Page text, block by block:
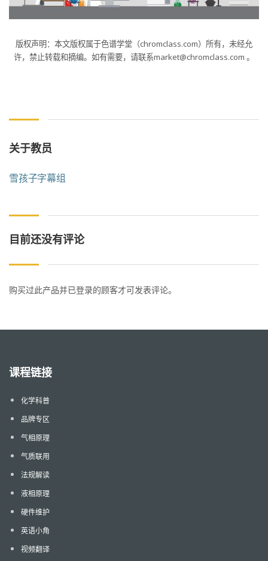
版权声明：本文版权属于色谱学堂（chromclass.com）所有，未经允
许，禁止转载和摘编。如有需要，请联系market@chromclass.com 。
关于教员
雪孩子字幕组
目前还没有评论
购买过此产品并已登录的顾客才可发表评论。
课程链接
化学科普
品牌专区
气相原理
气质联用
法规解读
液相原理
硬件维护
英语小角
视频翻译